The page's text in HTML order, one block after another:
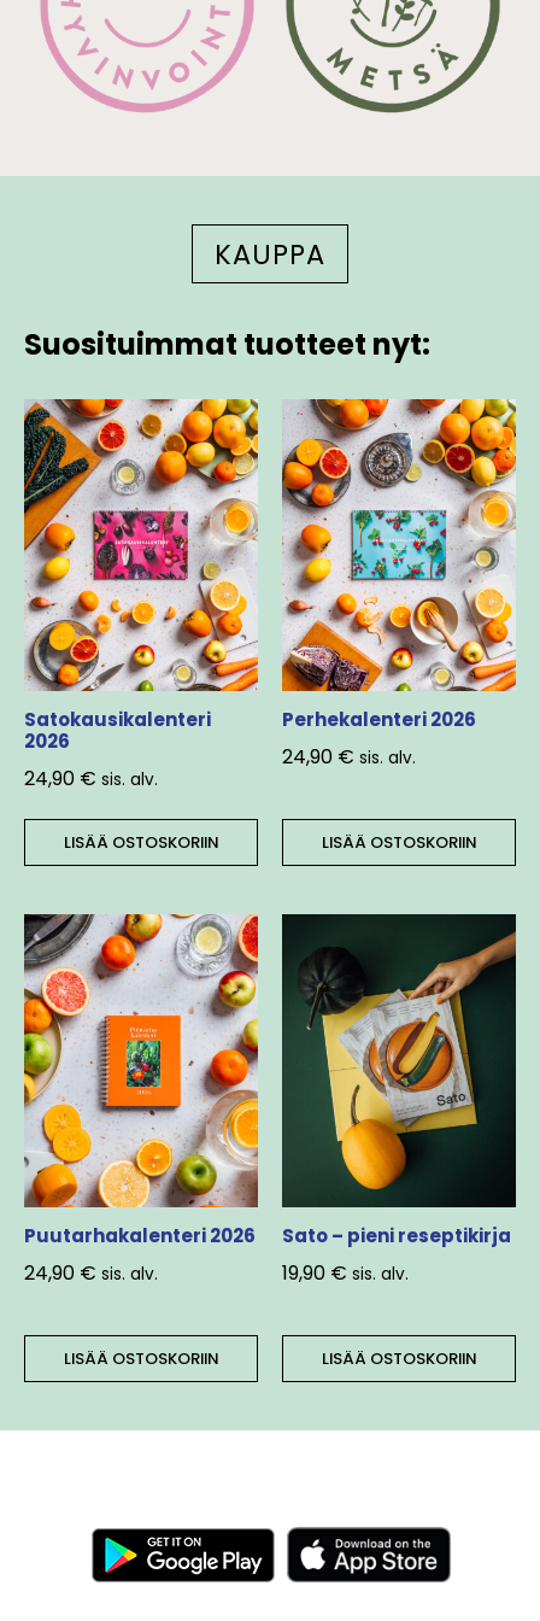
KAUPPA
Suosituimmat tuotteet nyt:
Satokausikalenteri
2026
24,90 € sis. alv.
LISÄÄ OSTOSKORIIN
Perhekalenteri 2026
24,90 € sis. alv.
LISÄÄ OSTOSKORIIN
Puutarhakalenteri 2026
24,90 € sis. alv.
LISÄÄ OSTOSKORIIN
Sato – pieni reseptikirja
19,90 € sis. alv.
LISÄÄ OSTOSKORIIN